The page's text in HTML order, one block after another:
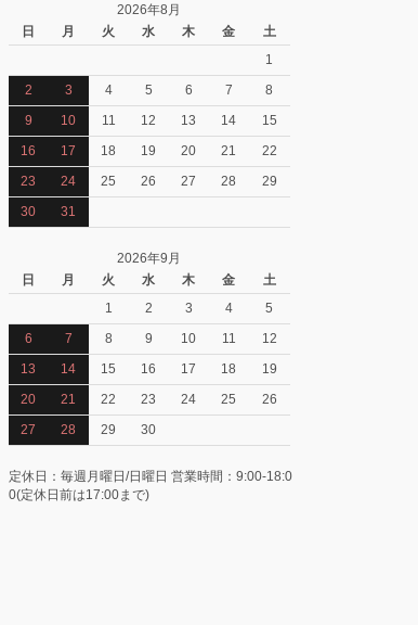
2026年8月
日
月 火 水 木 金
土
1
2
3 4 5 6 7
8
9
10 11 12 13 14
15
16
17 18 19 20 21
22
23
24 25 26 27 28
29
30
31
2026年9月
日
月 火 水 木 金
土
1
2 3 4
5
6
7 8 9 10 11
12
13
14 15 16 17 18
19
20
21 22 23 24 25
26
27
28 29 30
定休日：毎週月曜日/日曜日 営業時間：9:00-18:0
0(定休日前は17:00まで)